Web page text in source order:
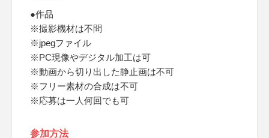
●作品
※撮影機材は不問
※jpegファイル
※PC現像やデジタル加工は可
※動画から切り出した静止画は不可
※フリー素材の合成は不可
※応募は一人何回でも可
参加方法